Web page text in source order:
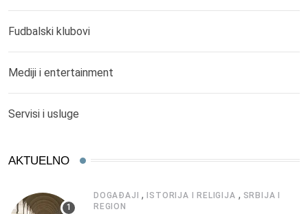
Fudbalski klubovi
Mediji i entertainment
Servisi i usluge
AKTUELNO
DOGAĐAJI ,ISTORIJA I RELIGIJA , SRBIJA I
REGION